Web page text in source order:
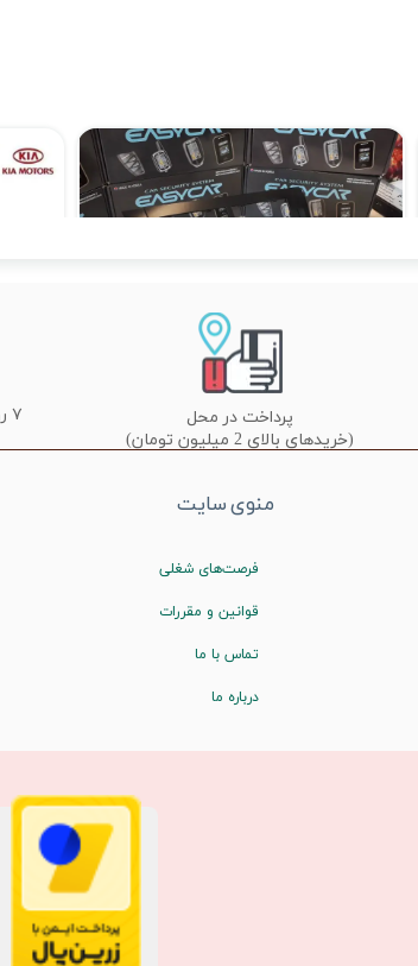
مانیتور فابریک اندروید JAC j4 جک جی 4 مدل MTK
۱۲,۹۰۰,۰۰۰ تومان
پرداخت در محل
(خریدهای بالای 2 میلیون تومان)
۷ روز ضمانت تعویض
منوی سایت
فرصت‌های شغلی
قوانین و مقررات
تماس با ما
درباره ما